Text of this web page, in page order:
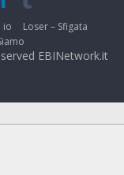
io
Loser – Sfigata
EBINetwork.it